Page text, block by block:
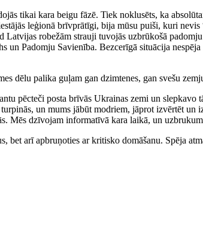
tikai kara beigu fāzē. Tiek noklusēts, ka
leģionā brīvprātīgi, bija mūsu puiši, kuri
Latvijas robežām strauji tuvojās uzbrūkošā
un Padomju Savienība. Bezcerīgā situācija
dēlu palika guļam gan dzimtenes, gan svešu
pēcteči posta brīvās Ukrainas zemi un
un mums jābūt modriem, jāprot izvērtēt
Mēs dzīvojam informatīvā kara laikā, un
bet arī apbruņoties ar kritisko domāšanu. Spēja